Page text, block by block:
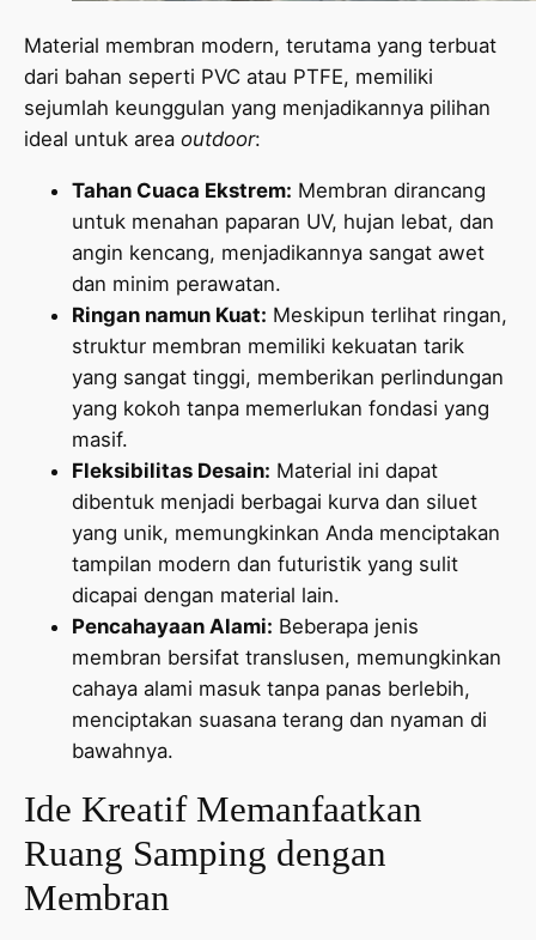
Material membran modern, terutama yang terbuat
dari bahan seperti PVC atau PTFE, memiliki
sejumlah keunggulan yang menjadikannya pilihan
ideal untuk area outdoor:
Tahan Cuaca Ekstrem: Membran dirancang
untuk menahan paparan UV, hujan lebat, dan
angin kencang, menjadikannya sangat awet
dan minim perawatan.
Ringan namun Kuat: Meskipun terlihat ringan,
struktur membran memiliki kekuatan tarik
yang sangat tinggi, memberikan perlindungan
yang kokoh tanpa memerlukan fondasi yang
masif.
Fleksibilitas Desain: Material ini dapat
dibentuk menjadi berbagai kurva dan siluet
yang unik, memungkinkan Anda menciptakan
tampilan modern dan futuristik yang sulit
dicapai dengan material lain.
Pencahayaan Alami: Beberapa jenis
membran bersifat translusen, memungkinkan
cahaya alami masuk tanpa panas berlebih,
menciptakan suasana terang dan nyaman di
bawahnya.
Ide Kreatif Memanfaatkan
Ruang Samping dengan
Membran